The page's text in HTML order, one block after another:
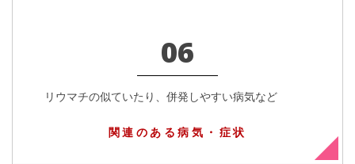
06
リウマチの似ていたり、併発しやすい病気など
関連のある病気・症状